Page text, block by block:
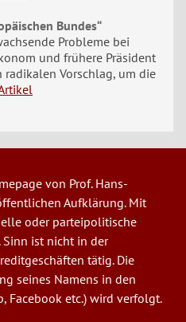
Bundes“
Probleme bei
und frühere Präsident
Vorschlag, um die
von Prof. Hans-
Aufklärung. Mit
oder parteipolitische
Sinn ist nicht in der
tätig. Die
seines Namens in den
Facebook etc.) wird verfolgt.